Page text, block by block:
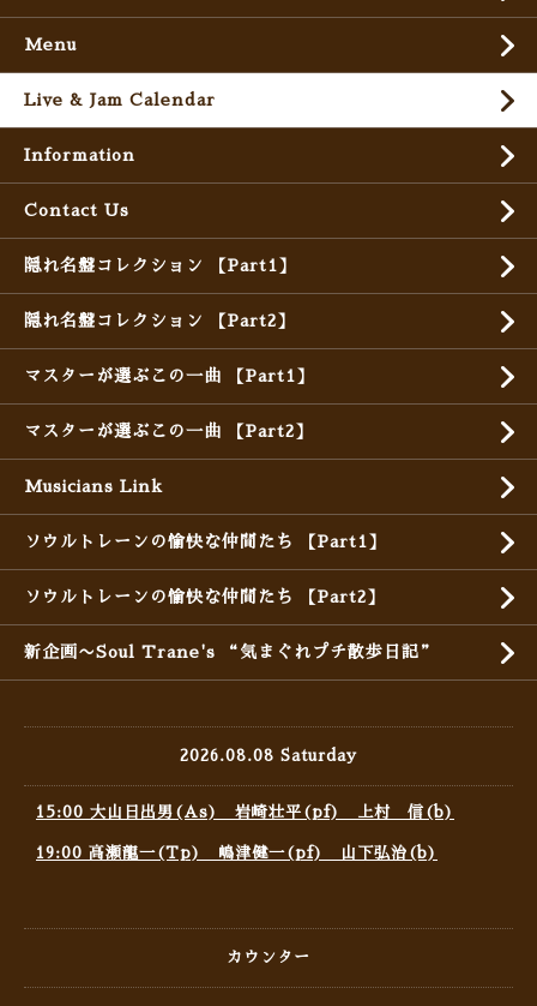
Menu
Live & Jam Calendar
Information
Contact Us
隠れ名盤コレクション 【Part1】
隠れ名盤コレクション 【Part2】
マスターが選ぶこの一曲 【Part1】
マスターが選ぶこの一曲 【Part2】
Musicians Link
ソウルトレーンの愉快な仲間たち 【Part1】
ソウルトレーンの愉快な仲間たち 【Part2】
新企画〜Soul Trane's “気まぐれプチ散歩日記”
2026.08.08 Saturday
15:00 大山日出男(As) 岩崎壮平(pf) 上村 信(b)
19:00 高瀬龍一(Tp) 嶋津健一(pf) 山下弘治(b)
カウンター